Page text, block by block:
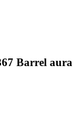
Barrel aura